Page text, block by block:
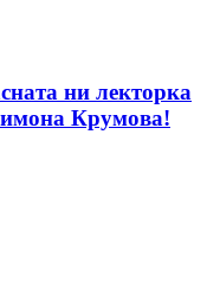
ни лекторка
Крумова!